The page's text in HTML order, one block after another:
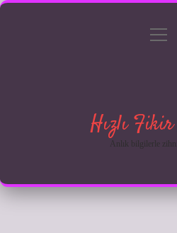
Gizlilik
Hızlı Fikir
Anlık bilgilerle